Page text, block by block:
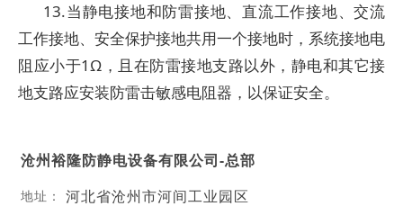
13.当静电接地和防雷接地、直流工作接地、交流
工作接地、安全保护接地共用一个接地时，系统接地电
阻应小于1Ω，且在防雷接地支路以外，静电和其它接
地支路应安装防雷击敏感电阻器，以保证安全。
沧州裕隆防静电设备有限公司-总部
地址： 河北省沧州市河间工业园区